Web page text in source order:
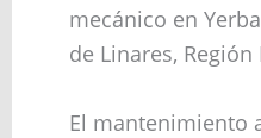
mecánico en
de Linares, Región
El mantenimiento